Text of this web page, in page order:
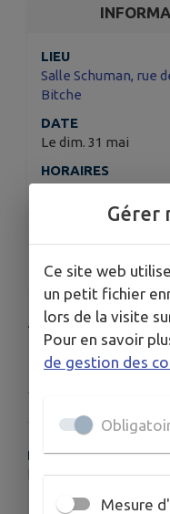
LIEU
Salle Schuman, rue
Bitche
DATE
Le dim. 31 mai
HORAIRES
ORGANISÉ PAR
.
PLUS
https://
Gérer
Ce site web
un petit fichier
lors de la visite
Pour en savoir
de gestion des
Mesure